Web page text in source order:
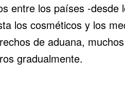
entre los países -desde
los cosméticos y los
de aduana,
gradualmente.